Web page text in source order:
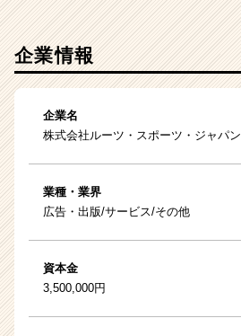
企業情報
企業名
株式会社ルーツ・スポーツ・ジャパン
業種・業界
広告・出版/サービス/その他
資本金
3,500,000円